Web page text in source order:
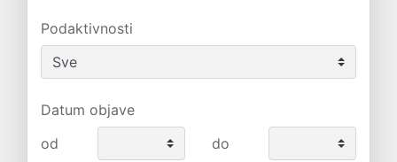
Podaktivnosti
Datum objave
od
do